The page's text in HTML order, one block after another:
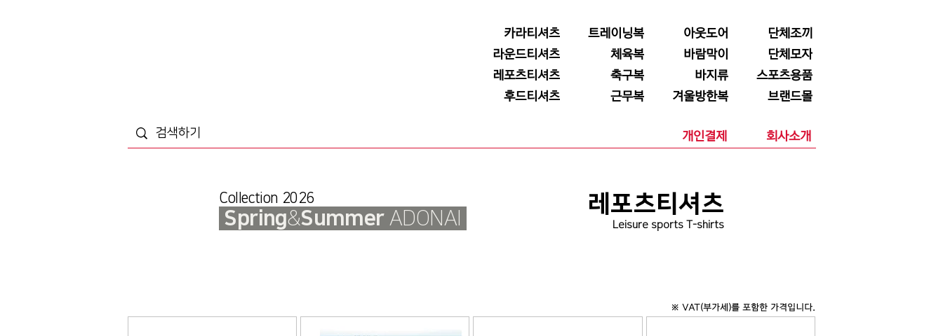
카라티셔츠 트레이닝복 아웃도어
단체조끼
라운드티셔츠
체육복 바람막이
단체모자
레포츠티셔츠
축구복 바지류
스포츠용품
후드티셔츠
근무복 겨울방한복 브랜드몰
개인결제 회사소개
Collection 2026
Spring&SummerADONAI
레포츠티셔츠
Leisure sports T-shirts
※ VAT(부가세)를 포함한 가격입니다.